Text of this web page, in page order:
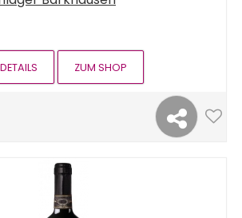
DETAILS ZUM SHOP